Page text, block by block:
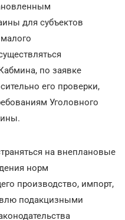
для субъектов
по заявке
его проверки,
Уголовного
на внеплановые
норм
производство, импорт,
подакцизными